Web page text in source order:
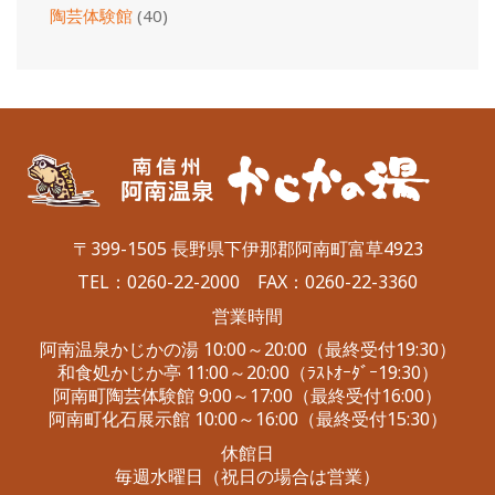
陶芸体験館 (40)
〒399-1505 長野県下伊那郡阿南町富草4923
TEL： 0260-22-2000 FAX：0260-22-3360
営業時間
阿南温泉かじかの湯 10:00～20:00（最終受付19:30）
和食処かじか亭 11:00～20:00（ﾗｽﾄｵｰﾀﾞｰ19:30）
阿南町陶芸体験館 9:00～17:00（最終受付16:00）
阿南町化石展示館 10:00～16:00（最終受付15:30）
休館日
毎週水曜日（祝日の場合は営業）